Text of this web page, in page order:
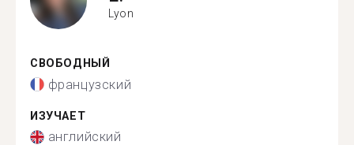
Lyon
СВОБОДНЫЙ
французский
ИЗУЧАЕТ
английский